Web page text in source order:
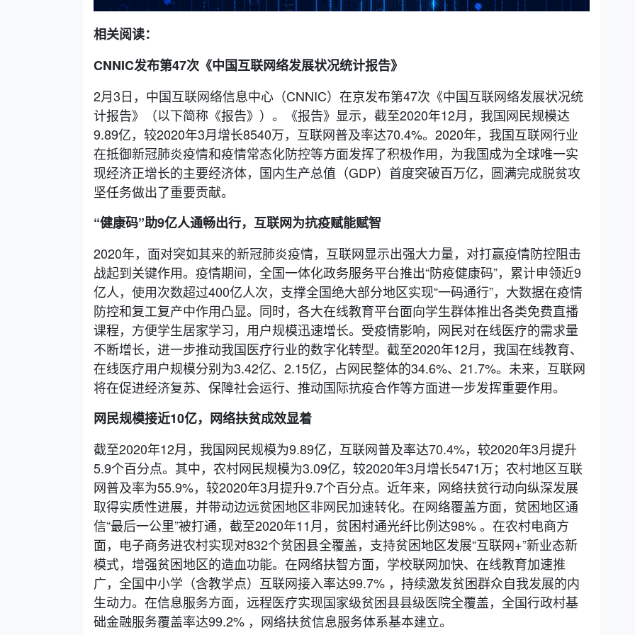
相关阅读：
CNNIC发布第47次《中国互联网络发展状况统计报告》
2月3日，中国互联网络信息中心（CNNIC）在京发布第47次《中国互联网络发展状况统
计报告》（以下简称《报告》）。《报告》显示，截至2020年12月，我国网民规模达
9.89亿，较2020年3月增长8540万，互联网普及率达70.4%。2020年，我国互联网行业
在抵御新冠肺炎疫情和疫情常态化防控等方面发挥了积极作用，为我国成为全球唯一实
现经济正增长的主要经济体，国内生产总值（GDP）首度突破百万亿，圆满完成脱贫攻
坚任务做出了重要贡献。
“健康码”助9亿人通畅出行，互联网为抗疫赋能赋智
2020年，面对突如其来的新冠肺炎疫情，互联网显示出强大力量，对打赢疫情防控阻击
战起到关键作用。疫情期间，全国一体化政务服务平台推出“防疫健康码”，累计申领近9
亿人，使用次数超过400亿人次，支撑全国绝大部分地区实现“一码通行”，大数据在疫情
防控和复工复产中作用凸显。同时，各大在线教育平台面向学生群体推出各类免费直播
课程，方便学生居家学习，用户规模迅速增长。受疫情影响，网民对在线医疗的需求量
不断增长，进一步推动我国医疗行业的数字化转型。截至2020年12月，我国在线教育、
在线医疗用户规模分别为3.42亿、2.15亿，占网民整体的34.6%、21.7%。未来，互联网
将在促进经济复苏、保障社会运行、推动国际抗疫合作等方面进一步发挥重要作用。
网民规模接近10亿，网络扶贫成效显着
截至2020年12月，我国网民规模为9.89亿，互联网普及率达70.4%，较2020年3月提升
5.9个百分点。其中，农村网民规模为3.09亿，较2020年3月增长5471万；农村地区互联
网普及率为55.9%，较2020年3月提升9.7个百分点。近年来，网络扶贫行动向纵深发展
取得实质性进展，并带动边远贫困地区非网民加速转化。在网络覆盖方面，贫困地区通
信“最后一公里”被打通，截至2020年11月，贫困村通光纤比例达98% 。在农村电商方
面，电子商务进农村实现对832个贫困县全覆盖，支持贫困地区发展“互联网+”新业态新
模式，增强贫困地区的造血功能。在网络扶智方面，学校联网加快、在线教育加速推
广，全国中小学（含教学点）互联网接入率达99.7% ，持续激发贫困群众自我发展的内
生动力。在信息服务方面，远程医疗实现国家级贫困县县级医院全覆盖，全国行政村基
础金融服务覆盖率达99.2% ，网络扶贫信息服务体系基本建立。